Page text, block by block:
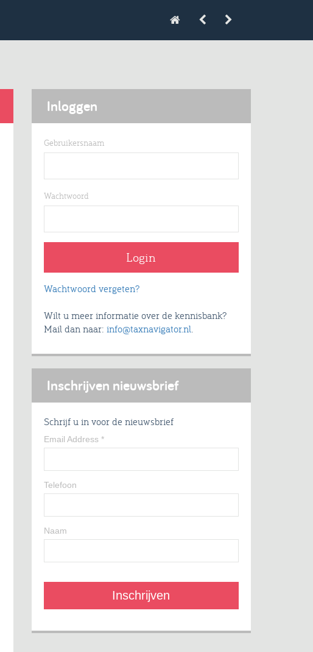
Inloggen
Gebruikersnaam
Wachtwoord
Wachtwoord vergeten?
Wilt u meer informatie over de kennisbank?
Mail dan naar: info@taxnavigator.nl.
Inschrijven nieuwsbrief
Schrijf u in voor de nieuwsbrief
Email Address *
Telefoon
Naam